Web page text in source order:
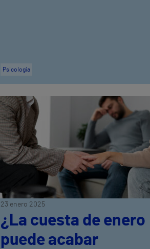
Psicología
23 enero 2025
¿La cuesta de enero
puede acabar